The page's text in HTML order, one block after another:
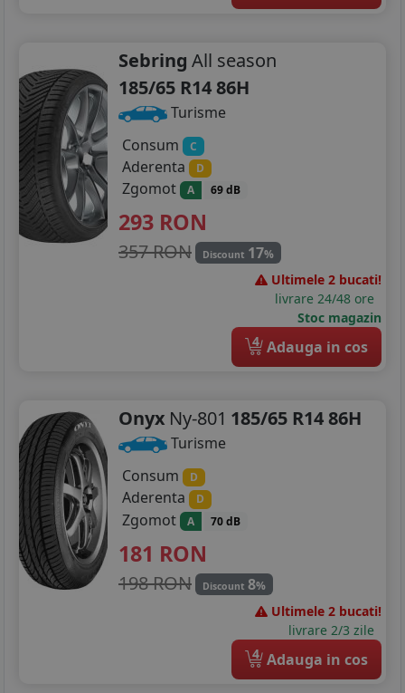
Sebring All season
185/65 R14 86H
Turisme
Consum
C
Aderenta D
Zgomot A 69 dB
293 RON
357 RON Discount 17%
Ultimele 2 bucati!
livrare 24/48 ore
Stoc magazin
4 Adauga in cos
Onyx Ny-801 185/65 R14 86H
Turisme
Consum
D
Aderenta D
Zgomot A 70 dB
181 RON
198 RON Discount 8%
Ultimele 2 bucati!
livrare 2/3 zile
4 Adauga in cos